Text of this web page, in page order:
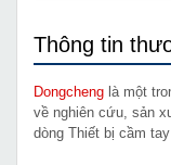
Thông tin
Dongcheng là một
về nghiên cứu, sản
dòng Thiết bị cầm